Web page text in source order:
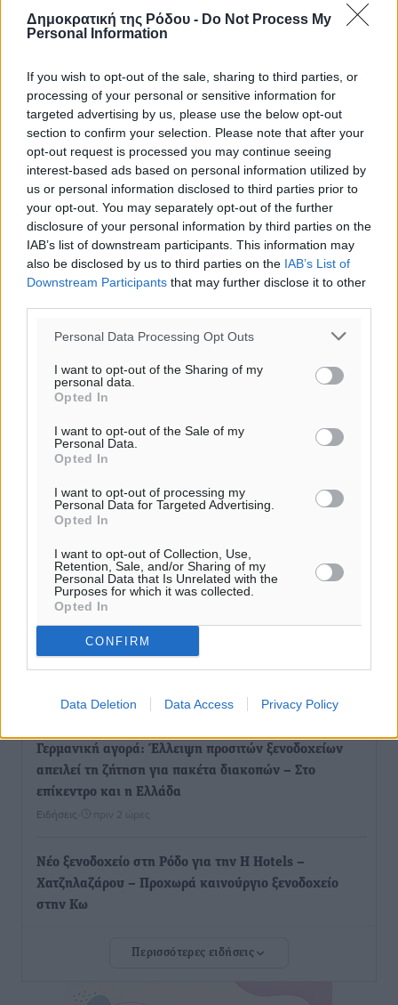
Δημοκρατική της Ρόδου - Do Not Process My
Personal Information
If you wish to opt-out of the sale, sharing to third parties, or
processing of your personal or sensitive information for
targeted advertising by us, please use the below opt-out
section to confirm your selection. Please note that after your
opt-out request is processed you may continue seeing
interest-based ads based on personal information utilized by
us or personal information disclosed to third parties prior to
your opt-out. You may separately opt-out of the further
disclosure of your personal information by third parties on the
IAB’s list of downstream participants. This information may
also be disclosed by us to third parties on the IAB’s List of
Downstream Participants that may further disclose it to other
Personal Data Processing Opt Outs
I want to opt-out of the Sharing of my
personal data.
Opted In
I want to opt-out of the Sale of my
Personal Data.
Opted In
I want to opt-out of processing my
Personal Data for Targeted Advertising.
Opted In
I want to opt-out of Collection, Use,
Retention, Sale, and/or Sharing of my
Personal Data that Is Unrelated with the
Purposes for which it was collected.
Opted In
CONFIRM
Data Deletion Data Access Privacy Policy
Ροή ειδήσεων
εκδήλωση για τους αυτοδιοικητικούς της Κω
Πολιτιστικά
Εγκρίθηκε η ηλεκτρική διασύνδεση Ρόδου και Κω
Ελλάδα
Τοπικές Ειδήσεις
Νέο ανακαινισμένο δημοτικό τουριστικό γραφείο
στην Πάτμο
Τοπικές Ειδήσεις
Οι συναντήσεις που είχε κατά την επίσκεψη του στη
Τοπικές Ειδήσεις• πριν 2 ώρες
Γερμανική αγορά: Έλλειψη προσιτών ξενοδοχείων
απειλεί τη ζήτηση για πακέτα διακοπών – Στο
επίκεντρο και η Ελλάδα
Ειδήσεις πριν 2 ώρες
Νέο ξενοδοχείο στη Ρόδο για την H Hotels –
Χατζηλαζάρου – Προχωρά καινούργιο ξενοδοχείο
στην Κω
Μαστιχάρι – Αναποδογύρισε όχημα με μητέρα και
Περισσότερες ειδήσεις